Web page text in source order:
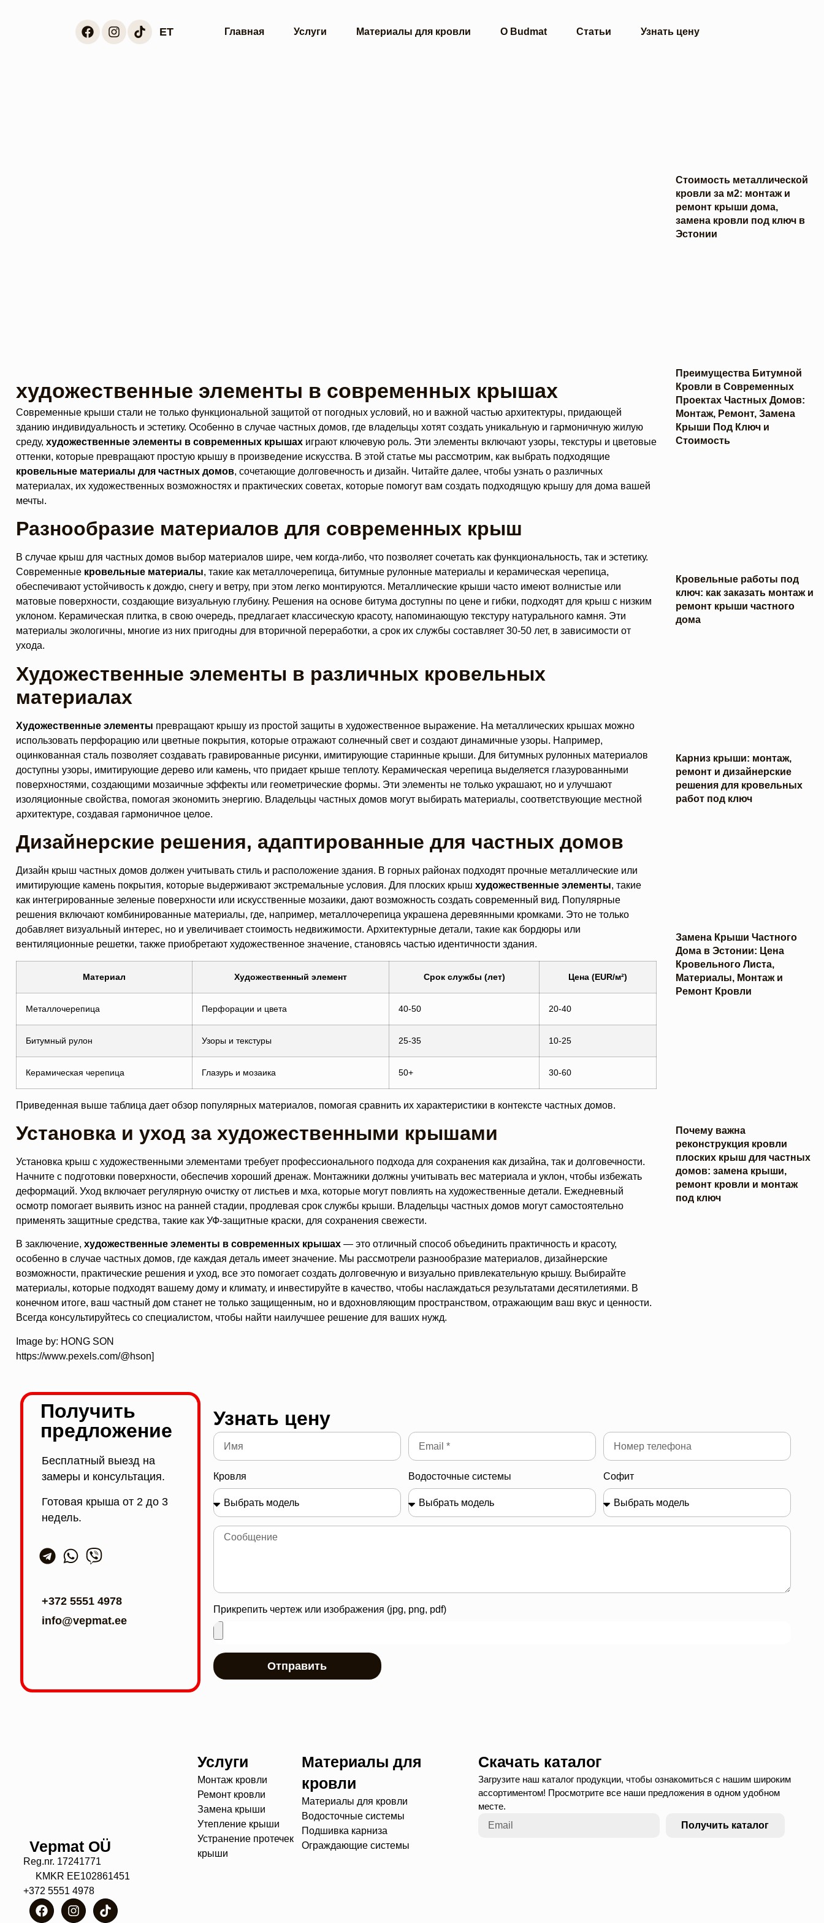
ET Главная Услуги Материалы для кровли О Budmat Статьи Узнать цену
художественные элементы в современных крышах
Современные крыши стали не только функциональной защитой от погодных условий, но и важной частью архитектуры, придающей
зданию индивидуальность и эстетику. Особенно в случае частных домов, где владельцы хотят создать уникальную и гармоничную жилую
среду, художественные элементы в современных крышах играют ключевую роль. Эти элементы включают узоры, текстуры и цветовые
оттенки, которые превращают простую крышу в произведение искусства. В этой статье мы рассмотрим, как выбрать подходящие
кровельные материалы для частных домов, сочетающие долговечность и дизайн. Читайте далее, чтобы узнать о различных
материалах, их художественных возможностях и практических советах, которые помогут вам создать подходящую крышу для дома вашей
мечты.
Разнообразие материалов для современных крыш
В случае крыш для частных домов выбор материалов шире, чем когда-либо, что позволяет сочетать как функциональность, так и эстетику.
Современные кровельные материалы, такие как металлочерепица, битумные рулонные материалы и керамическая черепица,
обеспечивают устойчивость к дождю, снегу и ветру, при этом легко монтируются. Металлические крыши часто имеют волнистые или
матовые поверхности, создающие визуальную глубину. Решения на основе битума доступны по цене и гибки, подходят для крыш с низким
уклоном. Керамическая плитка, в свою очередь, предлагает классическую красоту, напоминающую текстуру натурального камня. Эти
материалы экологичны, многие из них пригодны для вторичной переработки, а срок их службы составляет 30-50 лет, в зависимости от
ухода.
Художественные элементы в различных кровельных
материалах
Художественные элементы превращают крышу из простой защиты в художественное выражение. На металлических крышах можно
использовать перфорацию или цветные покрытия, которые отражают солнечный свет и создают динамичные узоры. Например,
оцинкованная сталь позволяет создавать гравированные рисунки, имитирующие старинные крыши. Для битумных рулонных материалов
доступны узоры, имитирующие дерево или камень, что придает крыше теплоту. Керамическая черепица выделяется глазурованными
поверхностями, создающими мозаичные эффекты или геометрические формы. Эти элементы не только украшают, но и улучшают
изоляционные свойства, помогая экономить энергию. Владельцы частных домов могут выбирать материалы, соответствующие местной
архитектуре, создавая гармоничное целое.
Дизайнерские решения, адаптированные для частных домов
Дизайн крыш частных домов должен учитывать стиль и расположение здания. В горных районах подходят прочные металлические или
имитирующие камень покрытия, которые выдерживают экстремальные условия. Для плоских крыш художественные элементы, такие
как интегрированные зеленые поверхности или искусственные мозаики, дают возможность создать современный вид. Популярные
решения включают комбинированные материалы, где, например, металлочерепица украшена деревянными кромками. Это не только
добавляет визуальный интерес, но и увеличивает стоимость недвижимости. Архитектурные детали, такие как бордюры или
вентиляционные решетки, также приобретают художественное значение, становясь частью идентичности здания.
Материал Художественный элемент Срок службы (лет) Цена (EUR/м²)
Металлочерепица Перфорации и цвета 40-50 20-40
Битумный рулон Узоры и текстуры 25-35 10-25
Керамическая черепица Глазурь и мозаика 50+ 30-60
Приведенная выше таблица дает обзор популярных материалов, помогая сравнить их характеристики в контексте частных домов.
Установка и уход за художественными крышами
Установка крыш с художественными элементами требует профессионального подхода для сохранения как дизайна, так и долговечности.
Начните с подготовки поверхности, обеспечив хороший дренаж. Монтажники должны учитывать вес материала и уклон, чтобы избежать
деформаций. Уход включает регулярную очистку от листьев и мха, которые могут повлиять на художественные детали. Ежедневный
осмотр помогает выявить износ на ранней стадии, продлевая срок службы крыши. Владельцы частных домов могут самостоятельно
применять защитные средства, такие как УФ-защитные краски, для сохранения свежести.
В заключение, художественные элементы в современных крышах — это отличный способ объединить практичность и красоту,
особенно в случае частных домов, где каждая деталь имеет значение. Мы рассмотрели разнообразие материалов, дизайнерские
возможности, практические решения и уход, все это помогает создать долговечную и визуально привлекательную крышу. Выбирайте
материалы, которые подходят вашему дому и климату, и инвестируйте в качество, чтобы наслаждаться результатами десятилетиями. В
конечном итоге, ваш частный дом станет не только защищенным, но и вдохновляющим пространством, отражающим ваш вкус и ценности.
Всегда консультируйтесь со специалистом, чтобы найти наилучшее решение для ваших нужд.
Image by: HONG SON
https://www.pexels.com/@hson]
Стоимость металлической
кровли за м2: монтаж и
ремонт крыши дома,
замена кровли под ключ в
Эстонии
Преимущества Битумной
Кровли в Современных
Проектах Частных Домов:
Монтаж, Ремонт, Замена
Крыши Под Ключ и
Стоимость
Кровельные работы под
ключ: как заказать монтаж и
ремонт крыши частного
дома
Карниз крыши: монтаж,
ремонт и дизайнерские
решения для кровельных
работ под ключ
Замена Крыши Частного
Дома в Эстонии: Цена
Кровельного Листа,
Материалы, Монтаж и
Ремонт Кровли
Почему важна
реконструкция кровли
плоских крыш для частных
домов: замена крыши,
ремонт кровли и монтаж
под ключ
Получить
предложение
Бесплатный выезд на
замеры и консультация.
Готовая крыша от 2 до 3
недель.
+372 5551 4978
info@vepmat.ee
Узнать цену
Кровля Водосточные системы Софит
Прикрепить чертеж или изображения (jpg, png, pdf)
Отправить
Vepmat OÜ
Reg.nr. 17241771
KMKR EE102861451
+372 5551 4978
Услуги
Монтаж кровли
Ремонт кровли
Замена крыши
Утепление крыши
Устранение протечек
крыши
Материалы для
кровли
Материалы для кровли
Водосточные системы
Подшивка карниза
Ограждающие системы
Скачать каталог
Загрузите наш каталог продукции, чтобы ознакомиться с нашим широким
ассортиментом! Просмотрите все наши предложения в одном удобном
месте.
Получить каталог